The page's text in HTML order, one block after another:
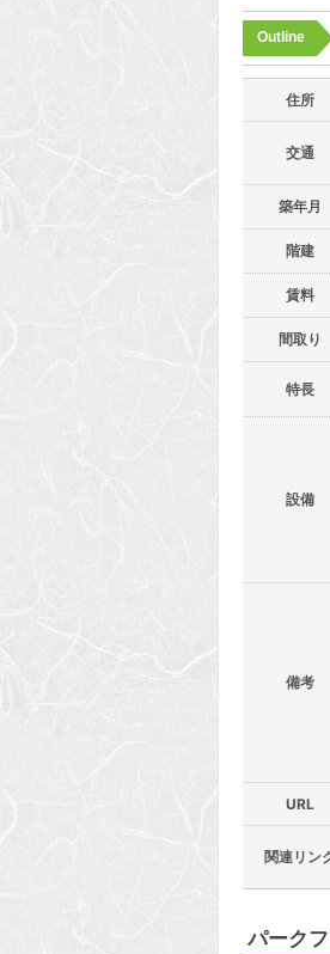
Outline
住所
交通
築年月
階建
賃料
間取り
特長
設備
備考
URL
関連リン
パーク